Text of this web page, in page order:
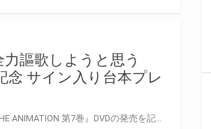
謳歌しようと思う
念 サイン入り台本プレ